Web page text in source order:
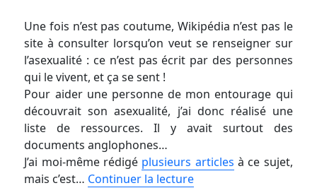
Une fois n’est pas coutume, Wikipédia n’est pas le
site à consulter lorsqu’on veut se renseigner sur
l’asexualité : ce n’est pas écrit par des personnes
qui le vivent, et ça se sent !
Pour aider une personne de mon entourage qui
découvrait son asexualité, j’ai donc réalisé une
liste de ressources. Il y avait surtout des
documents anglophones…
J’ai moi-même rédigé plusieurs articles à ce sujet,
mais c’est… Continuer la lecture